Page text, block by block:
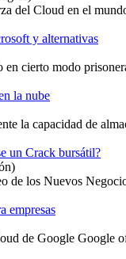
del Cloud en el
y alternativas
en cierto modo
la nube
la capacidad de
un Crack bursátil?
de los Nuevos
empresas
de Google Google